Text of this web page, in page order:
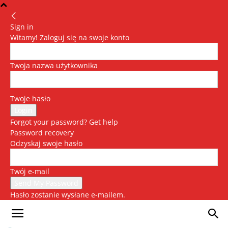
Sign in
Witamy! Zaloguj się na swoje konto
Twoja nazwa użytkownika
Twoje hasło
Forgot your password? Get help
Password recovery
Odzyskaj swoje hasło
Twój e-mail
Hasło zostanie wysłane e-mailem.